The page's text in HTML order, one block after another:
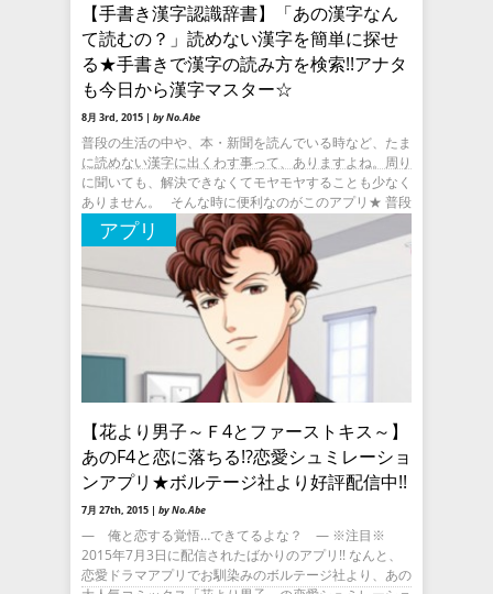
【手書き漢字認識辞書】「あの漢字なん
て読むの？」読めない漢字を簡単に探せ
る★手書きで漢字の読み方を検索!!アナタ
も今日から漢字マスター☆
8月 3rd, 2015 | by No.Abe
普段の生活の中や、本・新聞を読んでいる時など、たま
に読めない漢字に出くわす事って、ありますよね。周り
に聞いても、解決できなくてモヤモヤすることも少なく
ありません。 そんな時に便利なのがこのアプリ★ 普段
見かアプリ
【花より男子～Ｆ4とファーストキス～】
あのF4と恋に落ちる!?恋愛シュミレーショ
ンアプリ★ボルテージ社より好評配信中!!
7月 27th, 2015 | by No.Abe
― 俺と恋する覚悟…できてるよな？ ― ※注目※
2015年7月3日に配信されたばかりのアプリ!! なんと、
恋愛ドラマアプリでお馴染みのボルテージ社より、あの